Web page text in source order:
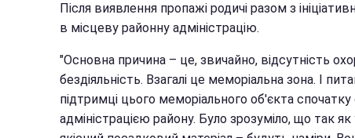
Після виявлення пропажі родичі разом з
в місцеву районну адміністрацію.
"Основна причина – це, звичайно, відсутність
бездіяльність. Взагалі це меморіальна зона. І
підтримці цього меморіального об'єкта
адміністрацією району. Було зрозуміло, що так